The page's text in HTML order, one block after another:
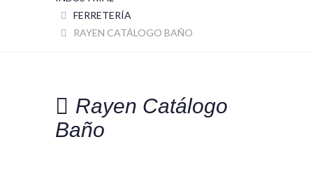
FERRETERÍA
RAYEN CATÁLOGO BAÑO
Rayen Catálogo
Baño